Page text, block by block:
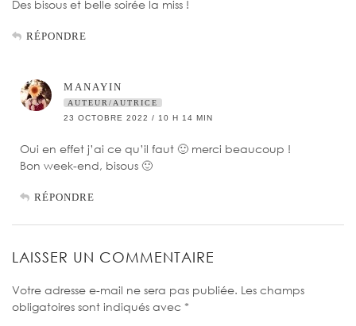
Des bisous et belle soirée la miss !
RÉPONDRE
MANAYIN
AUTEUR/AUTRICE
23 OCTOBRE 2022 / 10 H 14 MIN
Oui en effet j’ai ce qu’il faut 🙂 merci beaucoup !
Bon week-end, bisous 🙂
RÉPONDRE
LAISSER UN COMMENTAIRE
Votre adresse e-mail ne sera pas publiée. Les champs
obligatoires sont indiqués avec *